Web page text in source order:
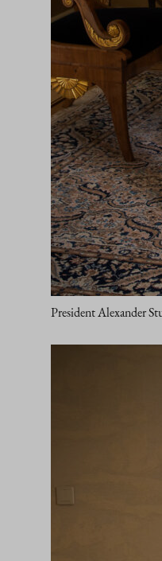
President Alexander